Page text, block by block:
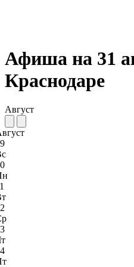
Афиша на 31
Краснодаре
Август